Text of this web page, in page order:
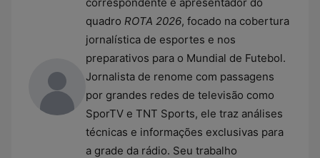
quadro ROTA 2026, focado na cobertura
jornalística de esportes e nos
preparativos para o Mundial de Futebol.
Jornalista de renome com passagens
por grandes redes de televisão como
SporTV e TNT Sports, ele traz análises
técnicas e informações exclusivas para
a grade da rádio. Seu trabalho